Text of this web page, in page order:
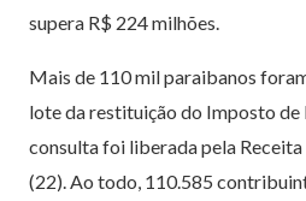
supera R$ 224 milhões.
Mais de 110 mil paraibanos
lote da restituição do Imposto de
consulta foi liberada pela
(22). Ao todo, 110.585